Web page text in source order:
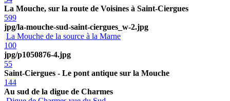
La Mouche, sur la route de Voisines à Saint-Ciergues
599
jpg/la-mouche-sud-saint-ciergues_w-2.jpg
La Mouche de la source à la Marne
100
jpg/p1050876-4.jpg
55
Saint-Ciergues - Le pont antique sur la Mouche
144
Au sud de la digue de Charmes